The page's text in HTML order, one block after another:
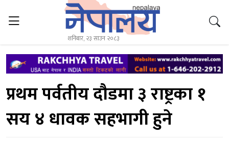
शनिबार, २३ साउन २०८३
प्रथम पर्वतीय दौडमा ३ राष्ट्रका १
सय ४ धावक सहभागी हुने